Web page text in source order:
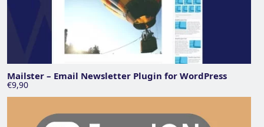
Mailster – Email Newsletter Plugin for WordPress
€9,90